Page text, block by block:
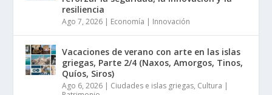
resiliencia
Ago 7, 2026 | Economía | Innovación
Vacaciones de verano con arte en las islas
griegas, Parte 2/4 (Naxos, Amorgos, Tinos,
Quíos, Siros)
Ago 6, 2026 | Ciudades e islas griegas, Cultura |